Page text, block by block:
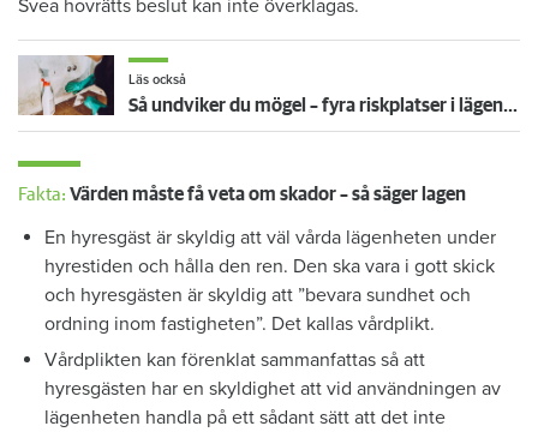
Svea hovrätts beslut kan inte överklagas.
Läs också
Så undviker du mögel – fyra riskplatser i lägenheten: ”Måste städa bort”
Fakta: Värden måste få veta om skador – så säger lagen
En hyresgäst är skyldig att väl vårda lägenheten under
hyrestiden och hålla den ren. Den ska vara i gott skick
och hyresgästen är skyldig att ”bevara sundhet och
ordning inom fastigheten”. Det kallas vårdplikt.
Vårdplikten kan förenklat sammanfattas så att
hyresgästen har en skyldighet att vid användningen av
lägenheten handla på ett sådant sätt att det inte